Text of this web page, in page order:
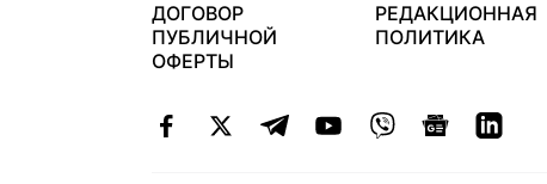
ДОГОВОР
ПУБЛИЧНОЙ
ОФЕРТЫ
РЕДАКЦИОННАЯ
ПОЛИТИКА